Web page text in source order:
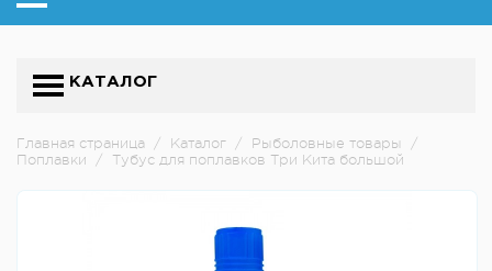
КАТАЛОГ
Главная страница / Каталог / Рыболовные товары
/
Поплавки
/ Тубус для поплавков Три Кита большой